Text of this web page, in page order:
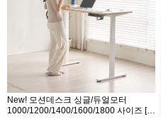
New! 모션데스크 싱글/듀얼모터
1000/1200/1400/1600/1800 사이즈 [화